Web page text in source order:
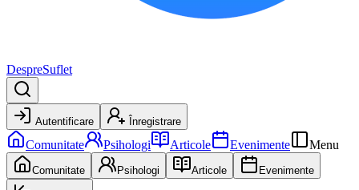
DespreSuflet
Autentificare Înregistrare
Comunitate Psihologi Articole Evenimente Menu
Comunitate Psihologi Articole Evenimente